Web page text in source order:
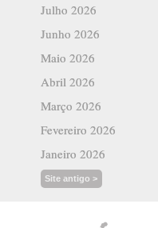
Julho 2026
Junho 2026
Maio 2026
Abril 2026
Março 2026
Fevereiro 2026
Janeiro 2026
Site antigo >